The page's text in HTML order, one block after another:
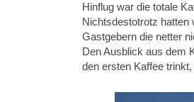
Hinflug war die totale
Nichtsdestotrotz hatten
Gastgebern die netter
Den Ausblick aus dem
den ersten Kaffee